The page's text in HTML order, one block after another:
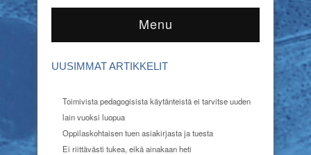
Menu
UUSIMMAT ARTIKKELIT
Toimivista pedagogisista käytänteistä ei tarvitse uuden
lain vuoksi luopua
Oppilaskohtaisen tuen asiakirjasta ja tuesta
Ei riittävästi tukea, eikä ainakaan heti